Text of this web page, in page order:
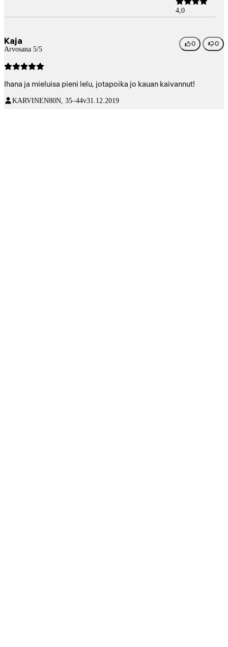
4,0
Kaja
Arvosana 5/5
0 0
Ihana ja mieluisa pieni lelu, jotapoika jo kauan kaivannut!
KARVINEN80N, 35–44v31.12.2019